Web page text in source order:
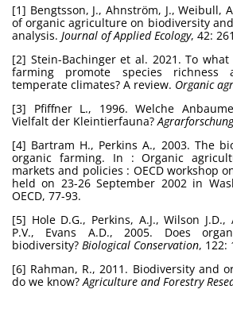
[1] Bengtsson, J., Ahnström, J., Weibull,
of organic agriculture on biodiversity
analysis. Journal of Applied Ecology, 42:
[2] Stein-Bachinger et al. 2021. To
farming promote species richness
temperate climates? A review. Organic
[3] Pfiffner L., 1996. Welche
Vielfalt der Kleintierfauna? Agrarforschung
[4] Bartram H., Perkins A., 2003. The
organic farming. In : Organic
markets and policies : OECD workshop
held on 23-26 September 2002 in
OECD, 77-93.
[5] Hole D.G., Perkins, A.J., Wilson
P.V., Evans A.D., 2005. Does
biodiversity? Biological Conservation, 122:
[6] Rahman, R., 2011. Biodiversity and
do we know? Agriculture and Forestry